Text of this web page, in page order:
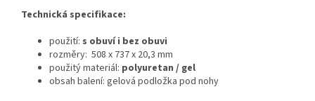
Technická specifikace:
použití: s obuví i bez obuvi
rozměry: 508 x 737 x 20,3 mm
použitý materiál: polyuretan / gel
obsah balení: gelová podložka pod nohy